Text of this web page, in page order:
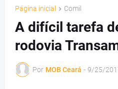
Página inicial Comil
A difícil tarefa
rodovia
Por MOB Ceará - 9/25/